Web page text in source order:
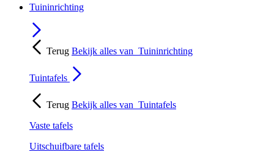
Tuininrichting
Terug Bekijk alles van Tuininrichting
Tuintafels
Terug Bekijk alles van Tuintafels
Vaste tafels
Uitschuifbare tafels